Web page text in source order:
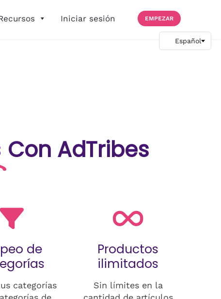
Iniciar sesión EMPEZAR
Con AdTribes
de
categorías
Productos
ilimitados
Sin límites en la